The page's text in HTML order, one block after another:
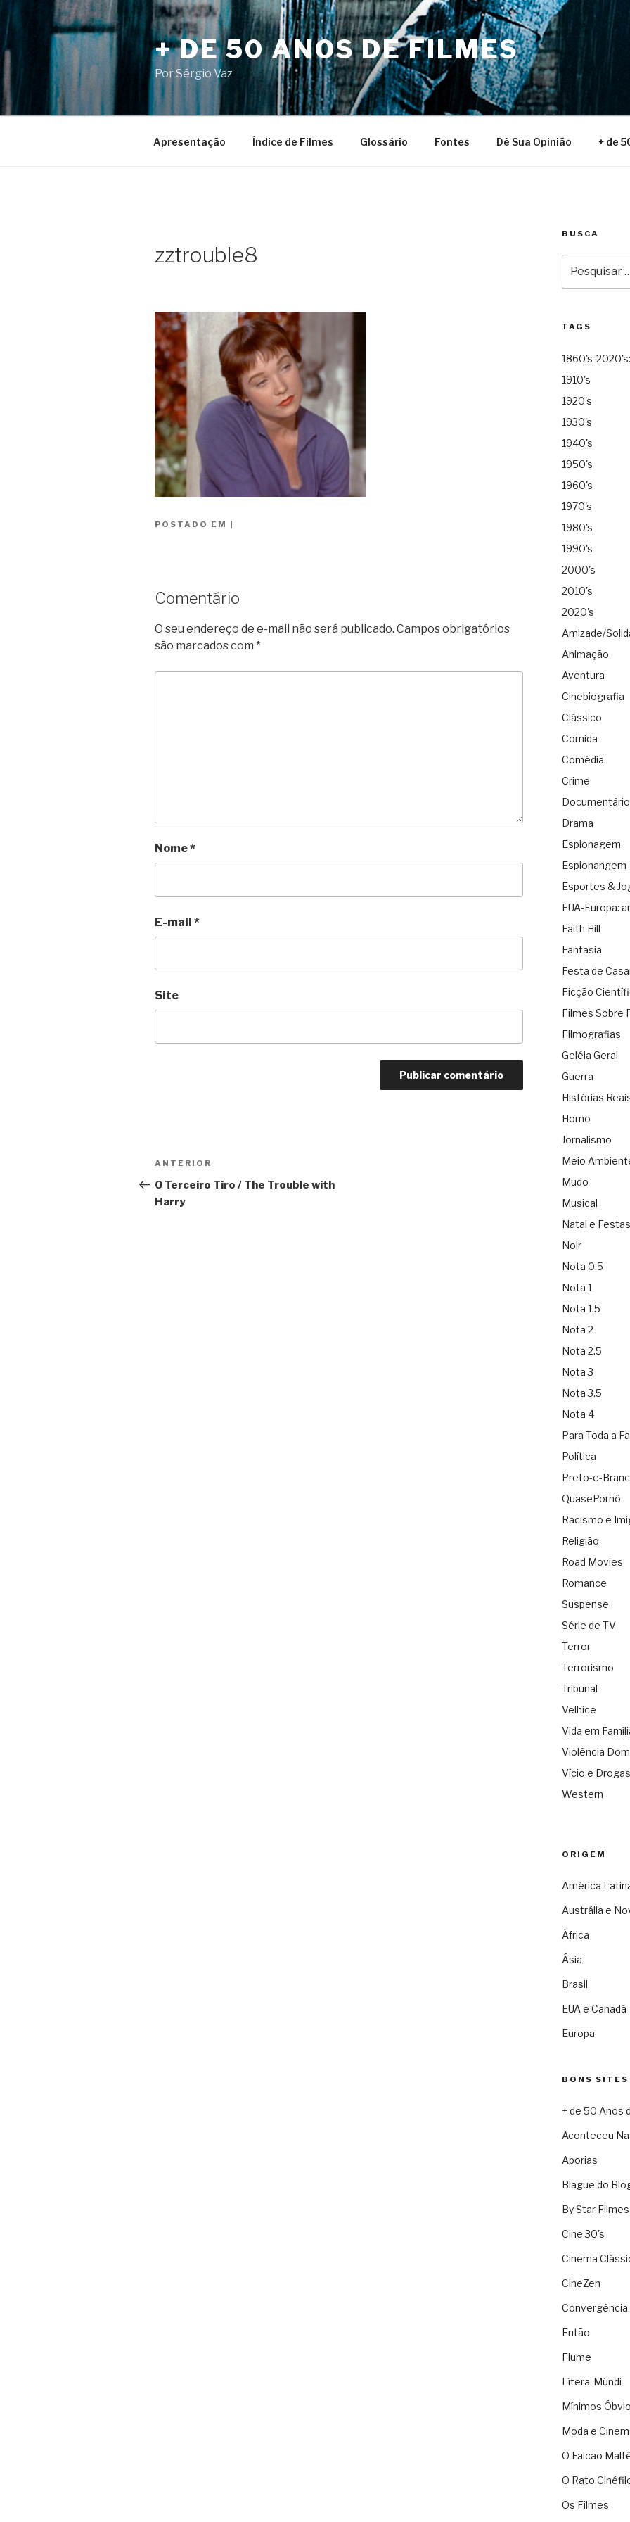
para
o
conteúdo
+ DE 50 ANOS DE FILMES
Por Sérgio Vaz
Apresentação Índice de Filmes Glossário Fontes Dê Sua Opinião + de
zztrouble8
POSTADO EM |
Comentário
O seu endereço de e-mail não será publicado. Campos obrigatórios
são marcados com *
Nome*
E-mail *
Site
Navegação
de
Post
Anterior
ANTERIOR
O Terceiro Tiro / The Trouble with
Harry
BUSCA
por:
TAGS
1860's-
1910's
1920's
1930's
1940's
1950's
1960's
1970's
1980's
1990's
2000's
2010's
2020's
Amizade/
Animação
Aventura
Cinebiografia
Clássico
Comida
Comédia
Crime
Documentário
Drama
Espionagem
Espionangem
Esportes &
EUA-Europa:
Faith Hill
Fantasia
Festa de
Ficção
Filmes Sobre
Filmografias
Geléia Geral
Guerra
Histórias
Homo
Jornalismo
Meio
Mudo
Musical
Natal e Festas
Noir
Nota 0.5
Nota 1
Nota 1.5
Nota 2
Nota 2.5
Nota 3
Nota 3.5
Nota 4
Para Toda a
Política
Preto-e-
QuasePornô
Racismo e
Religião
Road Movies
Romance
Suspense
Série de TV
Terror
Terrorismo
Tribunal
Velhice
Vida em
Violência
Vício e Drogas
Western
ORIGEM
América
Austrália e
África
Ásia
Brasil
EUA e Canadá
Europa
BONS SITES
+ de 50 Anos
Aconteceu
Aporias
Blague do
By Star Filmes
Cine 30's
Cinema
CineZen
Convergência
Então
Fiume
Lítera-Múndi
Mínimos
Moda e
O Falcão
O Rato
Os Filmes